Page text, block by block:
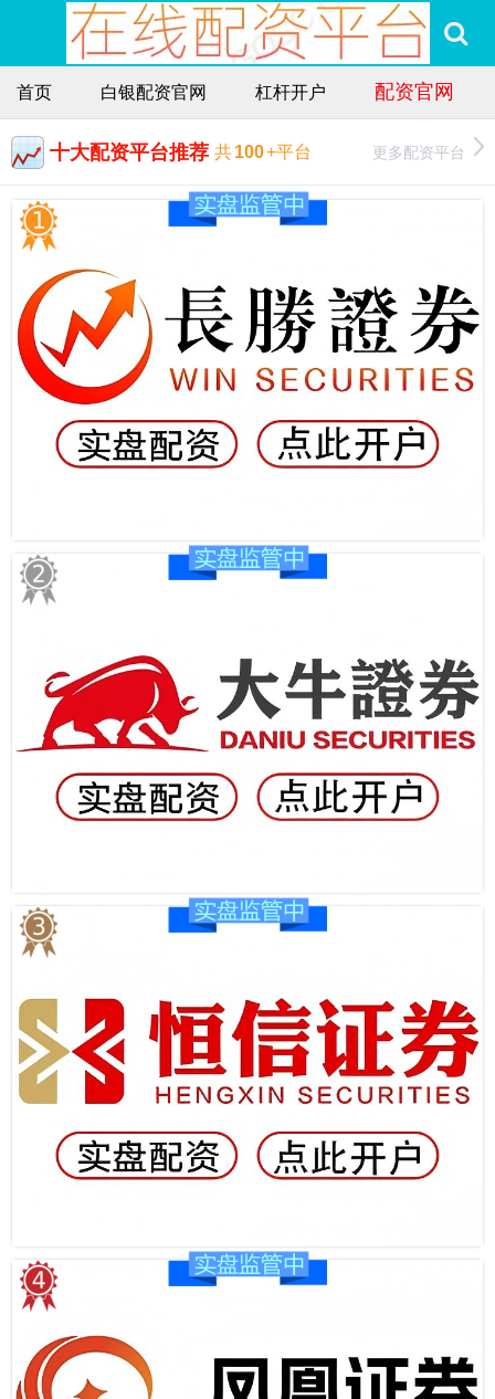
首页 白银配资官网 杠杆开户 配资官网
十大配资平台推荐 共100+平台 更多配资平台